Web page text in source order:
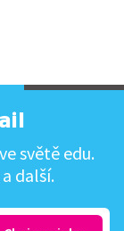
světě edu.
další.